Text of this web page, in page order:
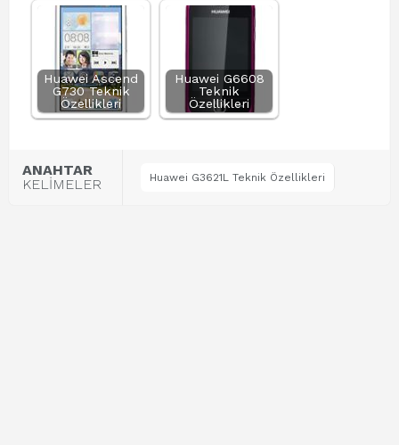
Huawei Ascend
G730 Teknik
Özellikleri
Huawei G6608
Teknik
Özellikleri
ANAHTAR
KELİMELER
Huawei G3621L Teknik Özellikleri